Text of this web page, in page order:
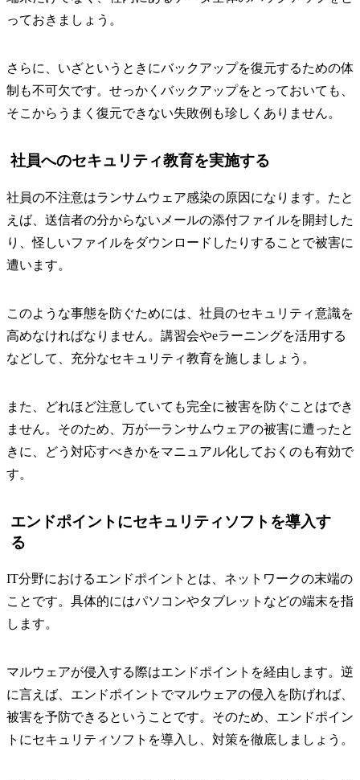
っておきましょう。
さらに、いざというときにバックアップを復元するための体
制も不可欠です。せっかくバックアップをとっておいても、
そこからうまく復元できない失敗例も珍しくありません。
社員へのセキュリティ教育を実施する
社員の不注意はランサムウェア感染の原因になります。たと
えば、送信者の分からないメールの添付ファイルを開封した
り、怪しいファイルをダウンロードしたりすることで被害に
遭います。
このような事態を防ぐためには、社員のセキュリティ意識を
高めなければなりません。講習会やeラーニングを活用する
などして、充分なセキュリティ教育を施しましょう。
また、どれほど注意していても完全に被害を防ぐことはでき
ません。そのため、万が一ランサムウェアの被害に遭ったと
きに、どう対応すべきかをマニュアル化しておくのも有効で
す。
エンドポイントにセキュリティソフトを導入す
る
IT分野におけるエンドポイントとは、ネットワークの末端の
ことです。具体的にはパソコンやタブレットなどの端末を指
します。
マルウェアが侵入する際はエンドポイントを経由します。逆
に言えば、エンドポイントでマルウェアの侵入を防げれば、
被害を予防できるということです。そのため、エンドポイン
トにセキュリティソフトを導入し、対策を徹底しましょう。